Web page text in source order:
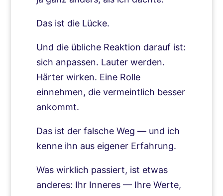
Das ist die Lücke.
Und die übliche Reaktion darauf ist:
sich anpassen. Lauter werden.
Härter wirken. Eine Rolle
einnehmen, die vermeintlich besser
ankommt.
Das ist der falsche Weg — und ich
kenne ihn aus eigener Erfahrung.
Was wirklich passiert, ist etwas
anderes: Ihr Inneres — Ihre Werte,